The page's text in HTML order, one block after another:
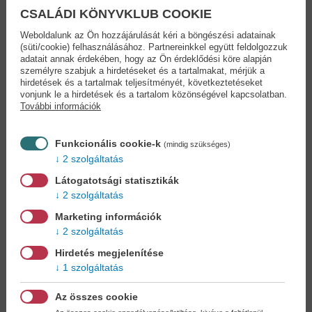
szemünket. Kiváló emberismerettel és pszichológiai érzékkel tárja
fel mindazt, amit hallanunk kell, de nem akarunk hallani. Amit már
tudunk, de elfojtunk.
Legyen szó a kapcsolatainkról, a saját életünkről vagy a
szeretteinkkel való kommunikációról, a 101 gondolat, ami
megváltoztatja az életedet választ ad a felmerülő kérdésekre és
értékes társunk lesz az újrakezdés és a boldogság felé vezető
„A legfontosabb, hogy azt tedd, ami boldoggá tesz – és hogy
megértsd végre: a boldogságod a te kezedben van, csakis a te
felelősséged. Nem egy napra, egy állásra, egy kapcsolatra vagy
egy változásra van tőled, hanem itt van veled e pillanatban is. Az
egyetlen dolgod, hogy elgördítsd a megélése előtt tornyosuló
akadályokat. Egyetlen változásra van szükség – saját magad
megváltoztatására.”
Adatok
CSALÁDI KÖNYVKLUB COOKIE
Weboldalunk az Ön hozzájárulását kéri a böngészési adatainak
(süti/cookie) felhasználásához. Partnereinkkel együtt feldolgozzuk
adatait annak érdekében, hogy az Ön érdeklődési köre alapján
személyre szabjuk a hirdetéseket és a tartalmakat, mérjük a
hirdetések és a tartalmak teljesítményét, következtetéseket
vonjunk le a hirdetések és a tartalom közönségével kapcsolatban.
További információk
Funkcionális cookie-k (mindig szükséges)
2 szolgáltatás
Látogatotsági statisztikák
2 szolgáltatás
Marketing információk
2 szolgáltatás
Hirdetés megjelenítése
1 szolgáltatás
Az összes cookie